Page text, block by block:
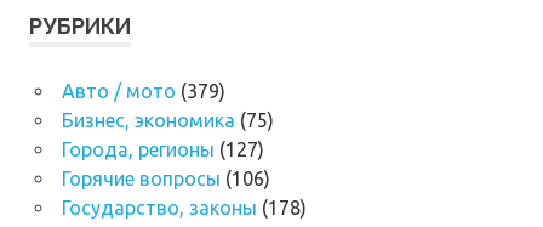
РУБРИКИ
Авто / мото (379)
Бизнес, экономика (75)
Города, регионы (127)
Горячие вопросы (106)
Государство, законы (178)